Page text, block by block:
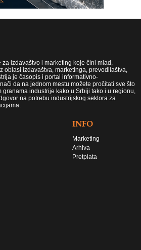
za izdavaštvo i marketing koje čini mlad,
oblasi izdavaštva, marketinga, prevodilaštva,
je časopis i portal informativno-
da na jednom mestu možete pročitati sve što
granama industrije kako u Srbiji tako i u regionu,
na potrebu industrijskog sektora za
INFO
Marketing
Arhiva
Pretplata